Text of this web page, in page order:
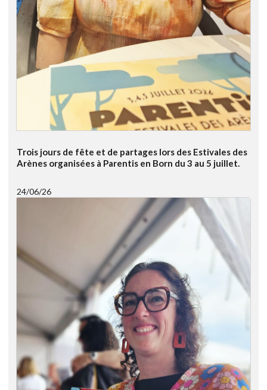
Trois jours de fête et de partages lors des Estivales des
Arènes organisées à Parentis en Born du 3 au 5 juillet.
24/06/26